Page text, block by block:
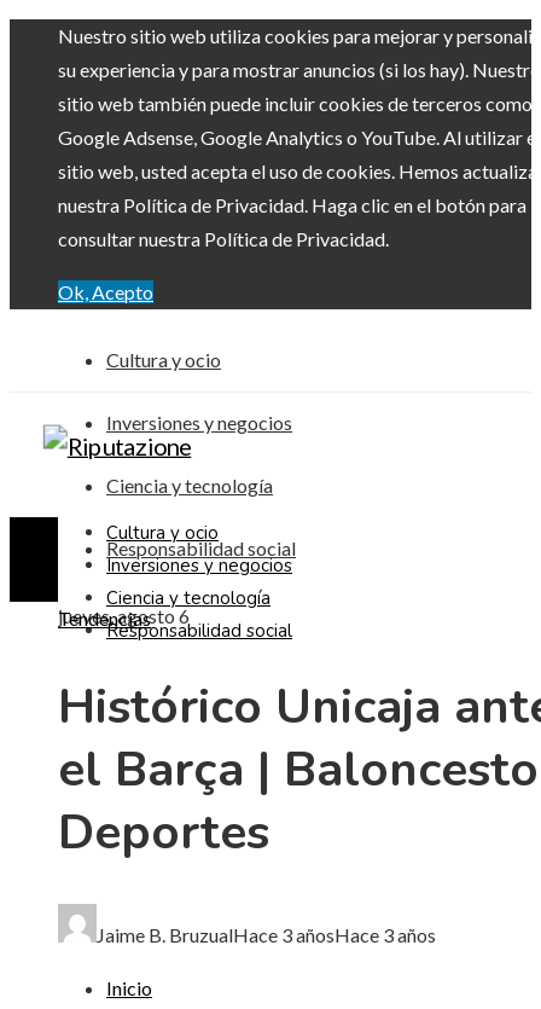
Nuestro sitio web utiliza cookies para mejorar y
su experiencia y para mostrar anuncios (si los hay). Nuestro
sitio web también puede incluir cookies de terceros como
Google Adsense, Google Analytics o YouTube. Al utilizar el
sitio web, usted acepta el uso de cookies. Hemos
nuestra Política de Privacidad. Haga clic en el botón para
consultar nuestra Política de Privacidad.
Ok, Acepto
Cultura y ocio
Inversiones y negocios
Ciencia y tecnología
Responsabilidad social
jueves, agosto 6
Cultura y ocio
Inversiones y negocios
Ciencia y tecnología
Responsabilidad social
Tendencias
Histórico Unicaja
el Barça |
Deportes
Jaime B. BruzualHace 3 añosHace 3 años
Inicio